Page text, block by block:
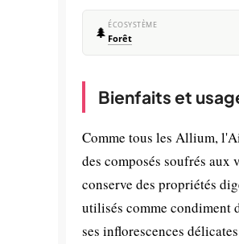
🌲 ÉCOSYSTÈME
Forêt
Bienfaits et
Comme tous les Allium,
des composés soufrés
conserve des propriétés
utilisés comme condiment
ses inflorescences